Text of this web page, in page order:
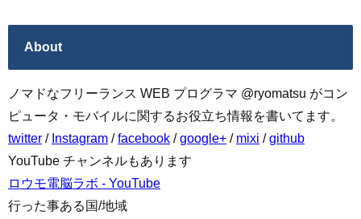
About
ノマドなフリーランス WEB プログラマ @ryomatsu がコン
ピュータ・モバイルに関するお役立ち情報を書いてます。
twitter / Instagram /facebook /google+ / mixi /github
YouTube チャンネルもあります
ロウモ電脳ラボ - YouTube
行った事ある国/地域